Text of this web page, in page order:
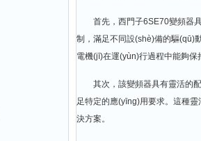
首先，西門子6SE70變頻器具
制，滿足不同設(shè)備的驅
電機(jī)在運(yùn)行過程中能夠保持
其次，該變頻器具有靈活的配置
足特定的應(yīng)用要求。這種靈
決方案。